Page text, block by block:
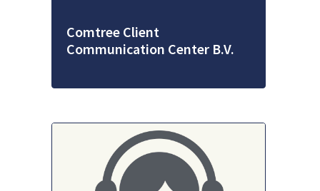
Comtree Client
Communication Center B.V.